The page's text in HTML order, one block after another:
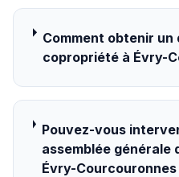
Comment obtenir
copropriété à Évry-
Pouvez-vous
assemblée générale
Évry-Courcouronnes